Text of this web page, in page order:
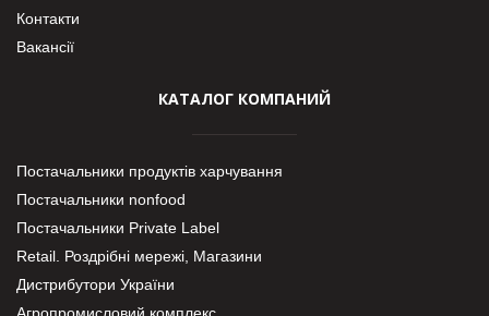
Контакти
Вакансії
КАТАЛОГ КОМПАНИЙ
Постачальники продуктів харчування
Постачальники nonfood
Постачальники Private Label
Retail. Роздрібні мережі, Магазини
Дистрибутори України
Агропромисловий комплекс